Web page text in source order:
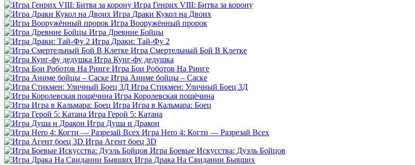
Игра Генрих VIII: Битва за корону
Игра Драки Кукол на Двоих
Игра Вооружённый пророк
Игра Древние Бойцы
Игра Драки: Тай-Фу 2
Игра Смертельный Бой В Клетке
Игра Кунг-фу дедушка
Игра Бои Роботов На Ринге
Игра Аниме бойцы – Саске
Игра Стикмен: Уличный Боец 3Д
Игра Королевская пощёчина
Игра Игра в Кальмара: Боец
Игра Герой 5: Катана
Игра Душа и Дракон
Игра Hero 4: Когти — Разрезай Всех
Игра Агент боец 3D
Игра Боевые Искусства: Дуэль Бойцов
Игра Драка На Свидании Бывших